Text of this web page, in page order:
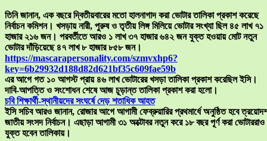
তিনি জানান, এক বছরে দ্বিতীয়বারের মতো হালনাগাদ করা ভোটার তালিকা প্রকাশ করেছে
নির্বাচন কমিশন। খসড়ায় নারী, পুরুষ ও তৃতীয় লিঙ্গ মিলিয়ে ভোটার সংখ্যা ছিল ৪৫ লাখ ৭১
হাজার ২১৬ জন। পরবর্তীতে আরও ১ লাখ ৩৭ হাজার ৬৪২ জন যুক্ত হওয়ায় মোট নতুন
ভোটার দাঁড়িয়েছে ৪৭ লাখ ৮ হাজার ৮৫৮ জন।
https://mascarapersonality.com/szmvxhp6?
key=6b29932d188d82d621bf35c609fae59b
এর আগে গত ১০ আগস্ট প্রায় ৪৬ লাখ ভোটারের খসড়া তালিকা প্রকাশ করেছিল ইসি।
দাবি-আপত্তি ও সংশোধন শেষে আজ চূড়ান্ত তালিকা প্রকাশ করা হলো।
চবি শিক্ষার্থী-স্থানীয়দের সংঘর্ষে দেড় শতাধিক আহত
ইসি সচিব আরও জানান, রোজার আগে আগামী ফেব্রুয়ারির প্রথমার্ধে অনুষ্ঠিত হবে
জাতীয় সংসদ নির্বাচন। এছাড়া আগামী ৩১ অক্টোবর নতুন করে ১৮ বছর পূর্ণ করা ভোটাররাও
যুক্ত হবেন তালিকায়।